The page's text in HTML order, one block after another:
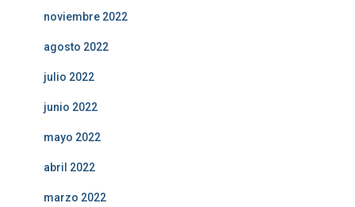
noviembre 2022
agosto 2022
julio 2022
junio 2022
mayo 2022
abril 2022
marzo 2022